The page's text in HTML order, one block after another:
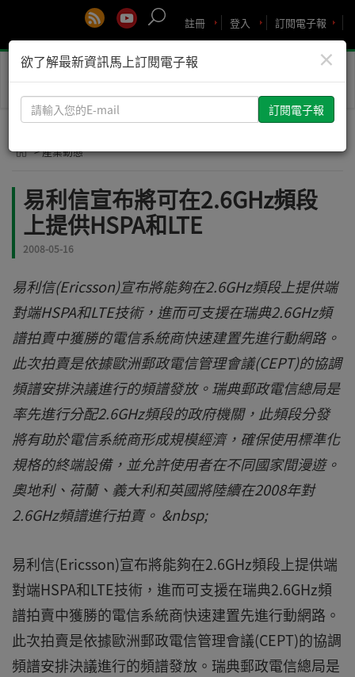
訂閱電子報
登入
註冊
Toggle
> 產業動態
易利信宣布將可在2.6GHz頻段
上提供HSPA和LTE
2008-05-16
易利信(Ericsson)宣布將能夠在2.6GHz頻段上提供端
對端HSPA和LTE技術，進而可支援在瑞典2.6GHz頻
譜拍賣中獲勝的電信系統商快速建置先進行動網路。
此次拍賣是依據歐洲郵政電信管理會議(CEPT)的協調
頻譜安排決議進行的頻譜發放。瑞典郵政電信總局是
率先進行分配2.6GHz頻段的政府機關，此頻段分發
將有助於電信系統商形成規模經濟，確保使用標準化
規格的終端設備，並允許使用者在不同國家間漫遊。
奧地利、荷蘭、義大利和英國將陸續在2008年對
2.6GHz頻譜進行拍賣。 &nbsp;
易利信(Ericsson)宣布將能夠在2.6GHz頻段上提供端
對端HSPA和LTE技術，進而可支援在瑞典2.6GHz頻
譜拍賣中獲勝的電信系統商快速建置先進行動網路。
此次拍賣是依據歐洲郵政電信管理會議(CEPT)的協調
頻譜安排決議進行的頻譜發放。瑞典郵政電信總局是
×
欲了解最新資訊馬上訂閱電子報
請
輸
您
E-
mail